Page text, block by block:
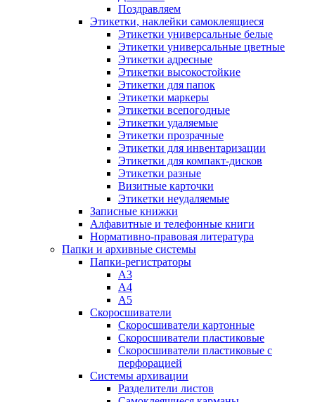
Поздравляем
Этикетки, наклейки самоклеящиеся
Этикетки универсальные белые
Этикетки универсальные цветные
Этикетки адресные
Этикетки высокостойкие
Этикетки для папок
Этикетки маркеры
Этикетки всепогодные
Этикетки удаляемые
Этикетки прозрачные
Этикетки для инвентаризации
Этикетки для компакт-дисков
Этикетки разные
Визитные карточки
Этикетки неудаляемые
Записные книжки
Алфавитные и телефонные книги
Нормативно-правовая литература
Папки и архивные системы
Папки-регистраторы
А3
А4
А5
Скоросшиватели
Скоросшиватели картонные
Скоросшиватели пластиковые
Скоросшиватели пластиковые с
перфорацией
Системы архивации
Разделители листов